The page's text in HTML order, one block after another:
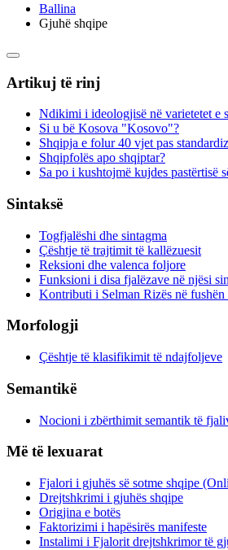
Ballina
Gjuhë shqipe
Artikuj të rinj
Ndikimi i ideologjisë në varietetet e
Si u bë Kosova "Kosovo"?
Shqipja e folur 40 vjet pas
Shqipfolës apo shqiptar?
Sa po i kushtojmë kujdes pastërtisë
Sintaksë
Togfjalëshi dhe sintagma
Çështje të trajtimit të kallëzuesit
Reksioni dhe valenca foljore
Funksioni i disa fjalëzave në njësi
Kontributi i Selman Rizës në
Morfologji
Çështje të klasifikimit të ndajfoljeve
Semantikë
Nocioni i zbërthimit semantik të
Më të lexuarat
Fjalori i gjuhës së sotme shqipe
Drejtshkrimi i gjuhës shqipe
Origjina e botës
Faktorizimi i hapësirës manifeste
Instalimi i Fjalorit drejtshkrimor të